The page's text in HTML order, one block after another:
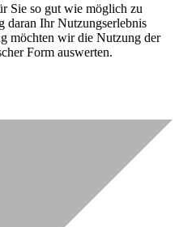
Sie so gut wie möglich zu
daran Ihr Nutzungserlebnis
möchten wir die Nutzung der
Form auswerten.